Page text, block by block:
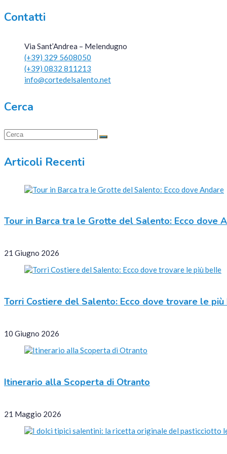
Contatti
Via Sant’Andrea – Melendugno
(+39) 329 5608050
(+39) 0832 811213
info@cortedelsalento.net
Cerca
Articoli Recenti
Tour in Barca tra le Grotte del Salento: Ecco dove
21 Giugno 2026
Torri Costiere del Salento: Ecco dove trovare le
10 Giugno 2026
Itinerario alla Scoperta di Otranto
21 Maggio 2026